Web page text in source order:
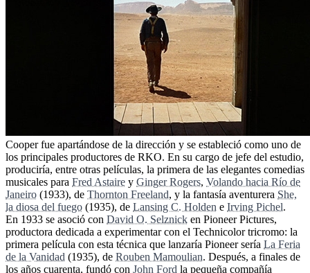
Cooper fue apartándose de la dirección y se estableció como uno de
los principales productores de RKO. En su cargo de jefe del estudio,
produciría, entre otras películas, la primera de las elegantes comedias
musicales para Fred Astaire y Ginger Rogers, Volando hacia Río de
Janeiro (1933), de Thornton Freeland, y la fantasía aventurera She,
la diosa del fuego (1935), de Lansing C. Holden e Irving Pichel.
En 1933 se asoció con David O. Selznick en Pioneer Pictures,
productora dedicada a experimentar con el Technicolor tricromo: la
primera película con esta técnica que lanzaría Pioneer sería La Feria
de la Vanidad (1935), de Rouben Mamoulian. Después, a finales de
los años cuarenta, fundó con John Ford la pequeña compañía